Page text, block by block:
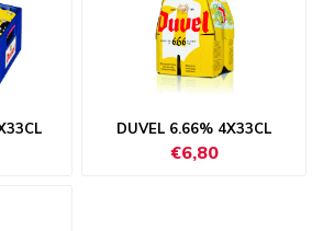
DUVEL 6.66% 4X33CL
€6,80